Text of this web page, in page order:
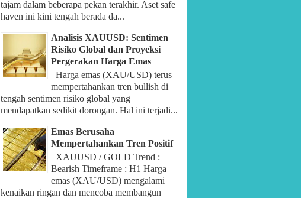
tajam dalam beberapa pekan terakhir. Aset safe
haven ini kini tengah berada da...
Analisis XAUUSD: Sentimen
Risiko Global dan Proyeksi
Pergerakan Harga Emas
Harga emas (XAU/USD) terus
mempertahankan tren bullish di
tengah sentimen risiko global yang
mendapatkan sedikit dorongan. Hal ini terjadi...
Emas Berusaha
Mempertahankan Tren Positif
XAUUSD / GOLD Trend :
Bearish Timeframe : H1 Harga
emas (XAU/USD) mengalami
kenaikan ringan dan mencoba membangun